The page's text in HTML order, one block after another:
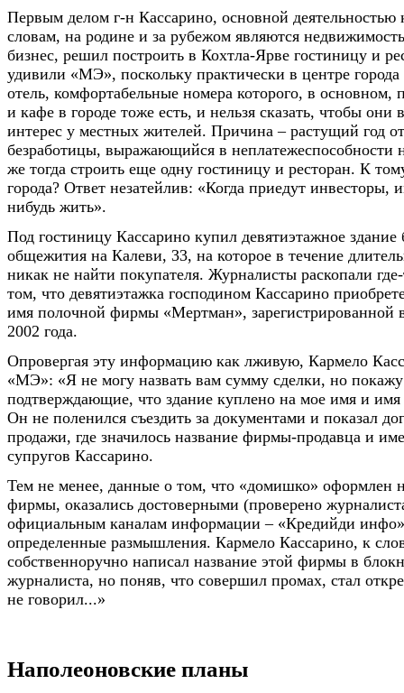
Первым делом г-н Кассарино, основной деятельностью
словам, на родине и за рубежом являются
бизнес, решил построить в Кохтла-Ярве гостиницу и
удивили «МЭ», поскольку практически в центре
отель, комфортабельные номера которого, в основном,
и кафе в городе тоже есть, и нельзя сказать, чтобы
интерес у местных жителей. Причина – растущий год
безработицы, выражающийся в неплатежеспособности
же тогда строить еще одну гостиницу и ресторан. К
города? Ответ незатейлив: «Когда приедут инвесторы,
нибудь жить».
Под гостиницу Кассарино купил девятиэтажное
общежития на Калеви, 33, на которое в течение
никак не найти покупателя. Журналисты раскопали
том, что девятиэтажка господином Кассарино
имя полочной фирмы «Мертман», зарегистрированной
2002 года.
Опровергая эту информацию как лживую, Кармело
«МЭ»: «Я не могу назвать вам сумму сделки, но
подтверждающие, что здание куплено на мое имя и
Он не поленился съездить за документами и показал
продажи, где значилось название фирмы-продавца и
супругов Кассарино.
Тем не менее, данные о том, что «домишко» оформлен
фирмы, оказались достоверными (проверено
официальным каналам информации – «Кредийди
определенные размышления. Кармело Кассарино, к
собственноручно написал название этой фирмы в
журналиста, но поняв, что совершил промах, стал
не говорил...»
Наполеоновские планы